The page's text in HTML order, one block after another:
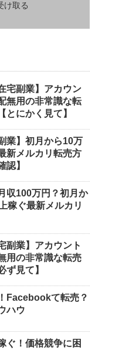
け取る
宅副業】アカウン
無用の非常識な転
とにかく見て】
業】初月から10万
新メルカリ転売方
認】
収100万円？初月か
稼ぐ最新メルカリ
副業】アカウント
用の非常識な転売
ず見て】
Facebookて転売？
ハウ
ぐ！価格競争に困